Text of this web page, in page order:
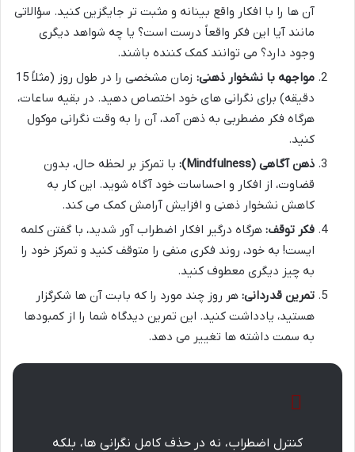
آن ها را با افکار واقع بینانه و مثبت تر جایگزین کنید. سؤالاتی
مانند آیا این فکر واقعاً درست است؟ یا چه شواهد دیگری
وجود دارد؟ می توانند کمک کننده باشند.
مواجهه با نشخوار ذهنی:
زمان مشخصی را در طول روز (مثلاً 15
دقیقه) برای نگرانی های خود اختصاص دهید. در بقیه ساعات،
هرگاه فکر مضطربی به ذهن آمد، آن را به وقت نگرانی موکول
کنید.
ذهن آگاهی (Mindfulness):
با تمرکز بر لحظه حال، بدون
قضاوت، از افکار و احساسات خود آگاه شوید. این کار به
کاهش نشخوار ذهنی و افزایش آرامش کمک می کند.
فکر توقف: هرگاه درگیر افکار اضطراب آور شدید، با گفتن کلمه
ایست! به خود، روند فکری منفی را متوقف کنید و تمرکز خود را
به چیز دیگری معطوف کنید.
تمرین قدردانی: هر روز چند مورد را که بابت آن ها شکرگزار
هستید، یادداشت کنید. این تمرین دیدگاه شما را از کمبودها
به سمت داشته ها تغییر می دهد.
کنترل اضطراب، نه در حذف کامل نگرانی ها، بلکه